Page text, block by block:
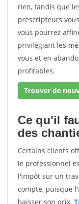
rien, tandis que
prescripteurs
vous pourrez
privilégiant les
vous et en
profitables.
Ce qu'il
des
Certains clients
le professionnel
l'impôt sur un
compte, puisque
baisser son prix.